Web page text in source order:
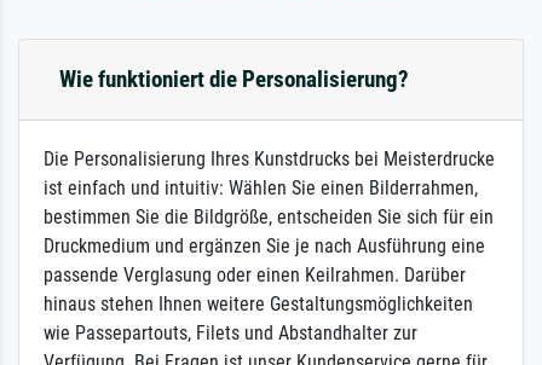
Wie funktioniert die Personalisierung?
Die Personalisierung Ihres Kunstdrucks bei Meisterdrucke
ist einfach und intuitiv: Wählen Sie einen Bilderrahmen,
bestimmen Sie die Bildgröße, entscheiden Sie sich für ein
Druckmedium und ergänzen Sie je nach Ausführung eine
passende Verglasung oder einen Keilrahmen. Darüber
hinaus stehen Ihnen weitere Gestaltungsmöglichkeiten
wie Passepartouts, Filets und Abstandhalter zur